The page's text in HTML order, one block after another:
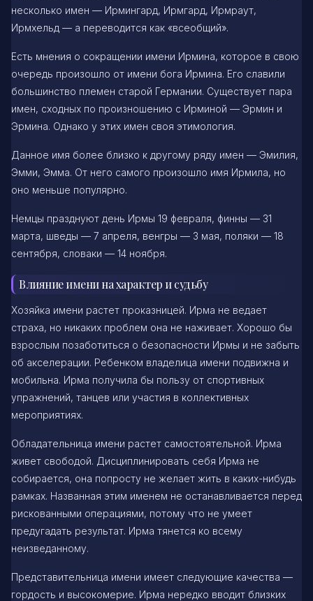
несколько имен — Ирмингард, Ирмгард, Ирмраут,
Ирмхельд — а переводится как «всеобщий».
Есть мнения о сокращении имени Ирмина, которое в свою
очередь произошло от имени бога Ирмина. Его славили
большинство племен старой Германии. Существует пара
имен, сходных по произношению с Ирминой — Эрмин и
Эрмина. Однако у этих имен своя этимология.
Данное имя более близко к другому ряду имен — Эмилия,
Эмми, Эмма. От него самого произошло имя Ирмила, но
оно меньше популярно.
Немцы празднуют день Ирмы 19 февраля, финны — 31
марта, шведы — 7 апреля, венгры — 3 мая, поляки — 18
сентября, словаки — 14 ноября.
Влияние имени на характер и судьбу
Хозяйка имени растет проказницей. Ирма не ведает
страха, но никаких проблем она не наживает. Хорошо бы
взрослым позаботиться о безопасности Ирмы и не забыть
об акселерации. Ребенком владелица имени подвижна и
мобильна. Ирма получила бы пользу от спортивных
упражнений, танцев или участия в коллективных
мероприятиях.
Обладательница имени растет самостоятельной. Ирма
живет свободой. Дисциплинировать себя Ирма не
собирается, она попросту не желает жить в каких-нибудь
рамках. Названная этим именем не останавливается перед
рискованными операциями, потому что не умеет
предугадать результат. Ирма тянется ко всему
неизведанному.
Представительница имени имеет следующие качества —
гордость и высокомерие. Ирма нередко вводит близких